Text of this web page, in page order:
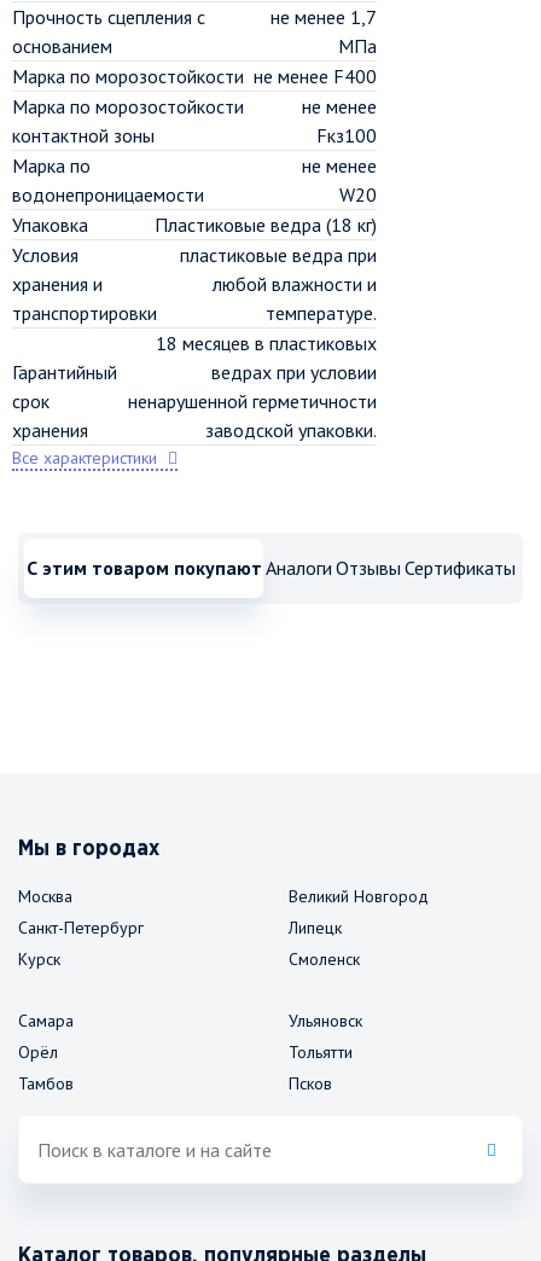
Прочность сцепления с
основанием
не менее 1,7
МПа
Марка по морозостойкости не менее F400
Марка по морозостойкости
контактной зоны
не менее
Fкз100
Марка по
водонепроницаемости
не менее
W20
Упаковка
Пластиковые ведра (18 кг)
Условия
хранения и
транспортировки
пластиковые ведра при
любой влажности и
температуре.
Гарантийный
срок
хранения
18 месяцев в пластиковых
ведрах при условии
ненарушенной герметичности
заводской упаковки.
Все характеристики
С этим товаром покупают Аналоги Отзывы Сертификаты
Мы в городах
Москва
Санкт-Петербург
Курск
Великий Новгород
Липецк
Смоленск
Самара
Орёл
Тамбов
Ульяновск
Тольятти
Псков
Каталог товаров, популярные разделы